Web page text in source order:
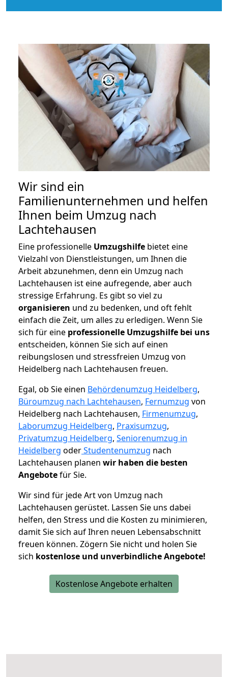
Wir sind ein
Familienunternehmen und helfen
Ihnen beim Umzug nach
Lachtehausen
Eine professionelle Umzugshilfe bietet eine
Vielzahl von Dienstleistungen, um Ihnen die
Arbeit abzunehmen, denn ein Umzug nach
Lachtehausen ist eine aufregende, aber auch
stressige Erfahrung. Es gibt so viel zu
organisieren und zu bedenken, und oft fehlt
einfach die Zeit, um alles zu erledigen. Wenn Sie
sich für eine professionelle Umzugshilfe bei uns
entscheiden, können Sie sich auf einen
reibungslosen und stressfreien Umzug von
Heidelberg nach Lachtehausen freuen.
Egal, ob Sie einen Behördenumzug Heidelberg,
Büroumzug nach Lachtehausen, Fernumzug von
Heidelberg nach Lachtehausen, Firmenumzug,
Laborumzug Heidelberg, Praxisumzug,
Privatumzug Heidelberg, Seniorenumzug in
Heidelberg oderStudentenumzug nach
Lachtehausen planen wir haben die besten
Angebotefür Sie.
Wir sind für jede Art von Umzug nach
Lachtehausen gerüstet. Lassen Sie uns dabei
helfen, den Stress und die Kosten zu minimieren,
damit Sie sich auf Ihren neuen Lebensabschnitt
freuen können. Zögern Sie nicht und holen Sie
sich kostenlose und unverbindliche Angebote!
Kostenlose Angebote erhalten